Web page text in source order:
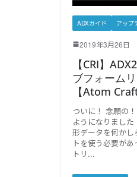
ADXガイド アップ
2019年3月26日
【CRI】
ブフォーム
【Atom
ついに！ 念願の
ようになりまし
形データを何かし
トを使う必要があ
トリ